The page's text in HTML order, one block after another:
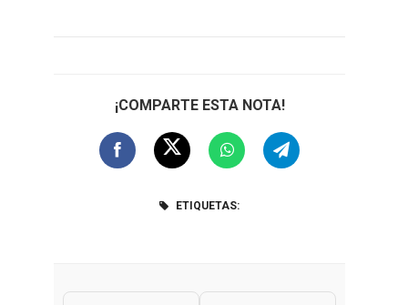
¡COMPARTE ESTA NOTA!
ETIQUETAS: